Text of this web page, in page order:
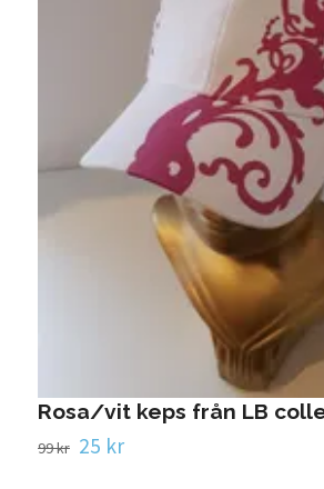
Rosa/vit keps från LB
99 kr 25 kr